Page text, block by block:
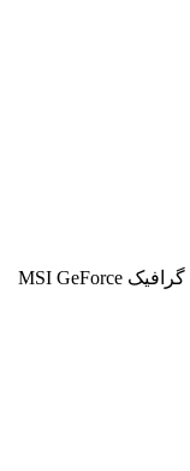
کارت گرافیک MSI GeForce